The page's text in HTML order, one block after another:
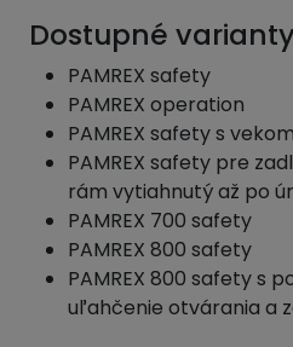
Dostupné varianty
PAMREX safety
PAMREX operation
PAMREX safety s
PAMREX safety pre
rám vytiahnutý až po
PAMREX 700 safety
PAMREX 800 safety
PAMREX 800 safety s
uľahčenie otvárania a